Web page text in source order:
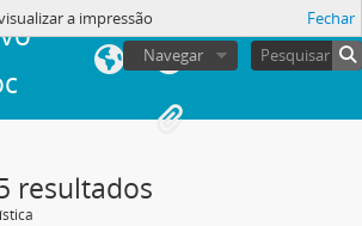
Navegar
a impressão Fechar
resultados